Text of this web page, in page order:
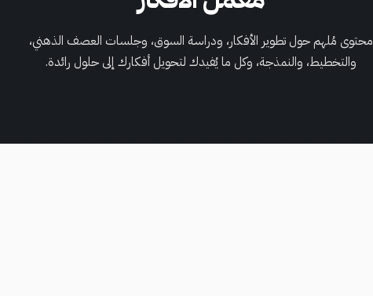
محتوى مُلهم حول تطوير الأفكار، ودراسة السوق، وجلسات العصف الذهني،
والتخطيط، والنمذجة، وكل ما يُفيدك لتحويل أفكارك إلى حلول رائدة.